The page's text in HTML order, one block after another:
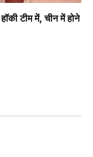
टीम में, चीन में होने